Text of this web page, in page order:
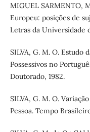
MIGUEL SARMENTO,
Europeu: posições de
Letras da Universidade
SILVA, G. M. O. Estudo
Possessivos no
Doutorado, 1982.
SILVA, G. M. O.
Pessoa. Tempo